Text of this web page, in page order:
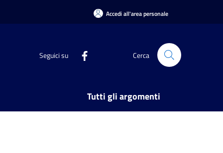
Accedi all'area personale
Seguici su Cerca
Tutti gli argomenti